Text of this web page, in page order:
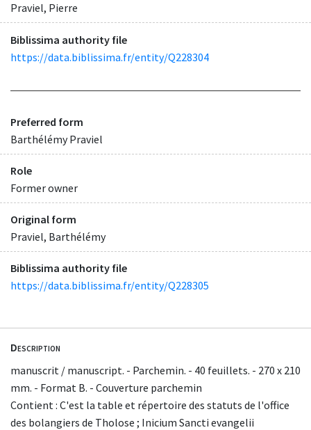
Praviel, Pierre
Biblissima authority file
https://data.biblissima.fr/entity/Q228304
Preferred form
Barthélémy Praviel
Role
Former owner
Original form
Praviel, Barthélémy
Biblissima authority file
https://data.biblissima.fr/entity/Q228305
Description
manuscrit / manuscript. - Parchemin. - 40 feuillets. - 270 x 210
mm. - Format B. - Couverture parchemin
Contient : C'est la table et répertoire des statuts de l'office
des bolangiers de Tholose ; Inicium Sancti evangelii